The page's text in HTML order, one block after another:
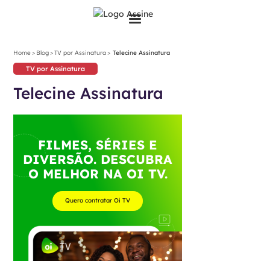
Home> Blog>TV por Assinatura> Telecine Assinatura
TV por Assinatura
Telecine Assinatura
FILMES, SÉRIES E
DIVERSÃO. DESCUBRA
O MELHOR NA OI TV.
Quero contratar Oi TV